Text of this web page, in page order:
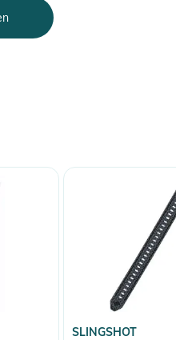
SLINGSHOT